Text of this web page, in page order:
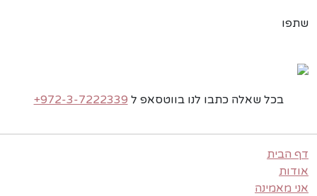
שתפו
בכל שאלה כתבו לנו בווטסאפ ל +972-3-7222339
דף הבית
אודות
אני מאמינה